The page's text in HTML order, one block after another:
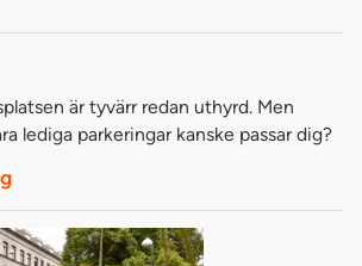
är tyvärr redan uthyrd. Men
lediga parkeringar kanske passar dig?